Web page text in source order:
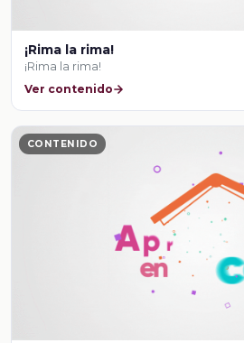
¡Rima la rima!
¡Rima la rima!
Ver contenido
CONTENIDO